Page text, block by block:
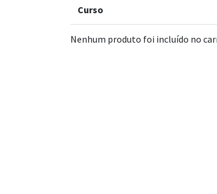
Curso
Nenhum produto foi incluído no